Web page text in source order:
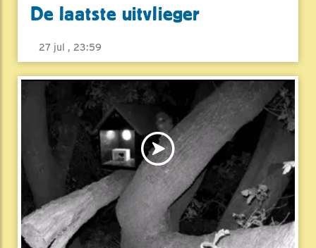
De laatste uitvlieger
27 jul , 23:59